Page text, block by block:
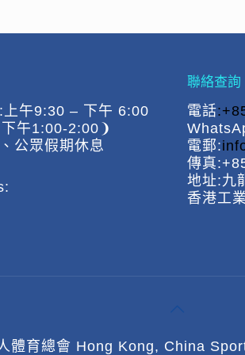
上午9:30 – 下午 6:00
午1:00-2:00❩
公眾假期休息
聯絡查詢
電話
電郵:
傳真
地址:九
香港工
體育總會 Hong Kong, China